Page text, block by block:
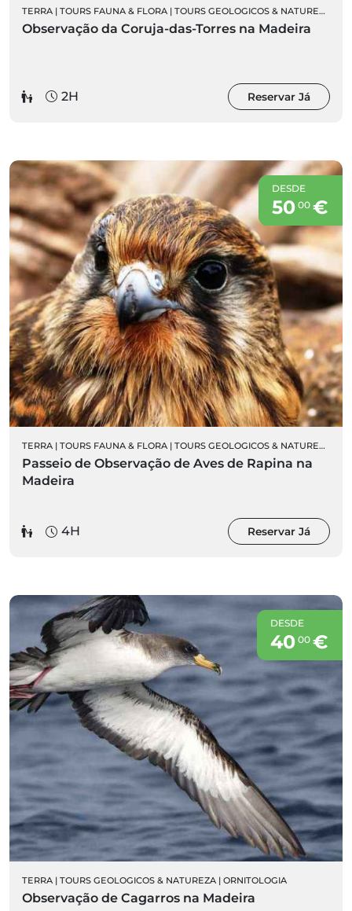
TERRA | TOURS FAUNA & FLORA | TOURS GEOLOGICOS & NATUREZA
Observação da Coruja-das-Torres na Madeira
2H Reservar Já
DESDE
50 00€
TERRA | TOURS FAUNA & FLORA | TOURS GEOLOGICOS & NATUREZA
Passeio de Observação de Aves de Rapina na
Madeira
4H Reservar Já
DESDE
40 00€
TERRA | TOURS GEOLOGICOS & NATUREZA | ORNITOLOGIA
Observação de Cagarros na Madeira